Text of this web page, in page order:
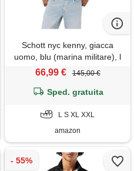
Schott nyc kenny, giacca
uomo, blu (marina militare), l
66,99 € 145,00 €
Sped. gratuita
L S XL XXL
amazon